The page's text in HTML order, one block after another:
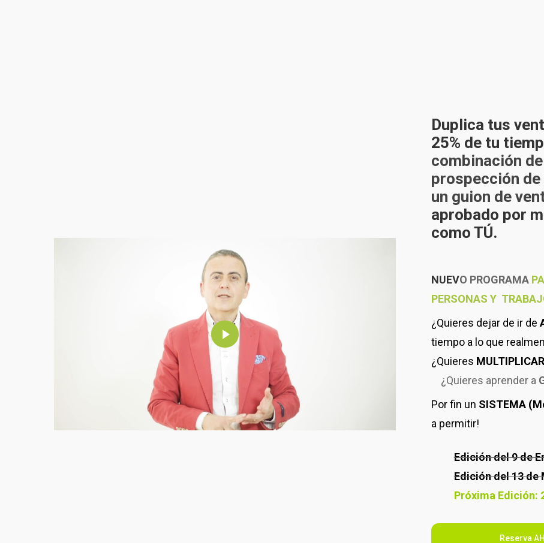
Duplica tus
25% de tu
combinación
prospección
un guion de
aprobado por
como TÚ.
NUEVO PROGRAMA
PERSONAS Y
¿Quieres dejar de ir de
tiempo a lo que
¿Quieres MULTIPLICAR
¿Quieres aprender a
Por fin un SISTEMA
a permitir!
Edición del 9 de
Edición del 13 de
Próxima Edición:
Reserva